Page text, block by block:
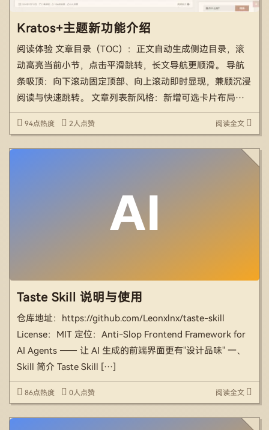
Kratos+主题新功能介绍
阅读体验 文章目录（TOC）：正文自动生成侧边目录，滚
动高亮当前小节，点击平滑跳转，长文导航更顺滑。 导航
条吸顶：向下滚动固定顶部、向上滚动即时显现，兼顾沉浸
阅读与快速跳转。 文章列表新风格：新增可选卡片布局，
主题选项一键切换。 正文排版与滚动条：行距、代码块、
全局滚动条视觉细节整体打磨，与主题配色协调统一。 内
容组织 […]
94点热度 2人点赞 阅读全文
Taste Skill 说明与使用
仓库地址：https://github.com/Leonxlnx/taste-skill
License：MIT 定位：Anti-Slop Frontend Framework for
AI Agents —— 让 AI 生成的前端界面更有"设计品味" 一、
Skill 简介 Taste Skill […]
86点热度 0人点赞 阅读全文